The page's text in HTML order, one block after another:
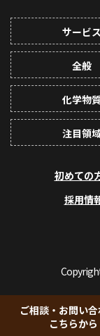
ご相談・お問い
こちらから
サービス
全般
化学物
注目領
初めての
採用情